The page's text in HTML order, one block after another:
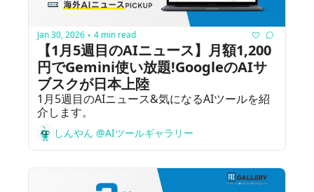
Jan 30, 2026 • 4 min read
【1月5週目のAIニュース】月額1,200
円でGemini使い放題!GoogleのAIサ
ブスクが日本上陸
1月5週目のAIニュース&気になるAIツールを紹
介します。
しんやん @AIツールギャラリー